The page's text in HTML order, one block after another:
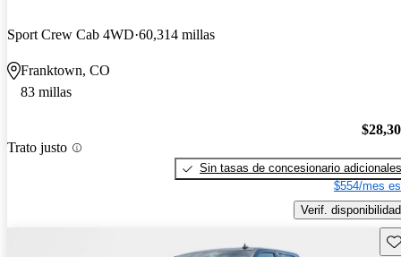
Sport Crew Cab 4WD 60,314 millas
Franktown, CO
83 millas
Trato justo
Sin tasas de concesionario adicionales
$554/mes
Verif. disponibilidad